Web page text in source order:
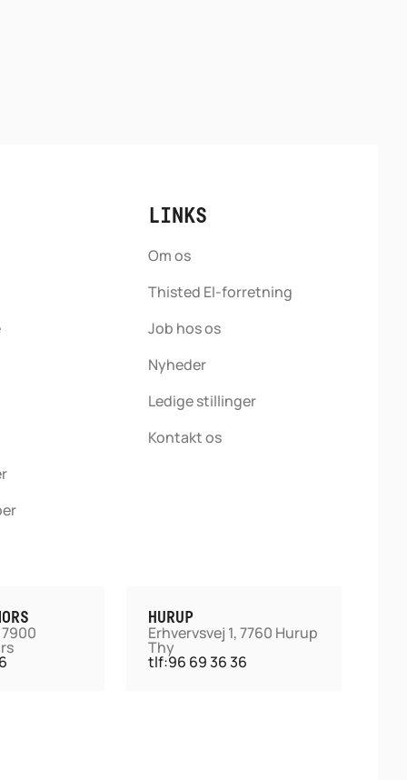
LINKS
Om os
Thisted El-forretning
Job hos os
Nyheder
Ledige stillinger
Kontakt os
HURUP
Erhvervsvej 1, 7760 Hurup
Thy
tlf:96 69 36 36